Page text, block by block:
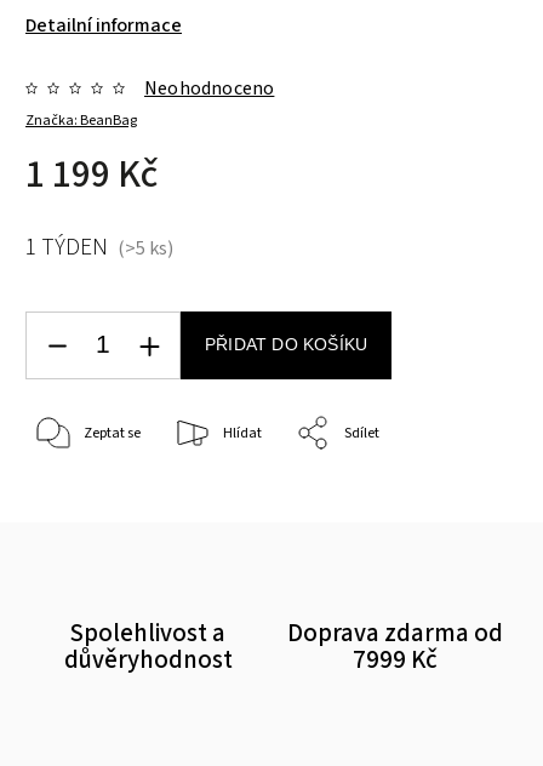
Detailní informace
Značka:BeanBag
Neohodnoceno
1 199 Kč
1 TÝDEN (>5 ks)
PŘIDAT DO KOŠÍKU
Zeptat se Hlídat Sdílet
Spolehlivost a
důvěryhodnost
Doprava zdarma od
7999 Kč